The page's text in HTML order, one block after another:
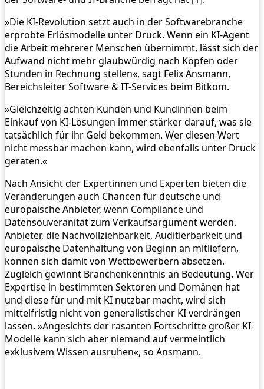
»Die KI-Revolution setzt auch in der Softwarebranche
erprobte Erlösmodelle unter Druck. Wenn ein KI-Agent
die Arbeit mehrerer Menschen übernimmt, lässt sich der
Aufwand nicht mehr glaubwürdig nach Köpfen oder
Stunden in Rechnung stellen«, sagt Felix Ansmann,
Bereichsleiter Software & IT-Services beim Bitkom.
»Gleichzeitig achten Kunden und Kundinnen beim
Einkauf von KI-Lösungen immer stärker darauf, was sie
tatsächlich für ihr Geld bekommen. Wer diesen Wert
nicht messbar machen kann, wird ebenfalls unter Druck
geraten.«
Nach Ansicht der Expertinnen und Experten bieten die
Veränderungen auch Chancen für deutsche und
europäische Anbieter, wenn Compliance und
Datensouveränität zum Verkaufsargument werden.
Anbieter, die Nachvollziehbarkeit, Auditierbarkeit und
europäische Datenhaltung von Beginn an mitliefern,
können sich damit von Wettbewerbern absetzen.
Zugleich gewinnt Branchenkenntnis an Bedeutung. Wer
Expertise in bestimmten Sektoren und Domänen hat
und diese für und mit KI nutzbar macht, wird sich
mittelfristig nicht von generalistischer KI verdrängen
lassen. »Angesichts der rasanten Fortschritte großer KI-
Modelle kann sich aber niemand auf vermeintlich
exklusivem Wissen ausruhen«, so Ansmann.